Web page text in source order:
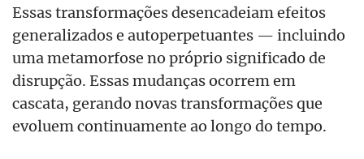
Essas transformações desencadeiam efeitos
generalizados e autoperpetuantes — incluindo
uma metamorfose no próprio significado de
disrupção. Essas mudanças ocorrem em
cascata, gerando novas transformações que
evoluem continuamente ao longo do tempo.